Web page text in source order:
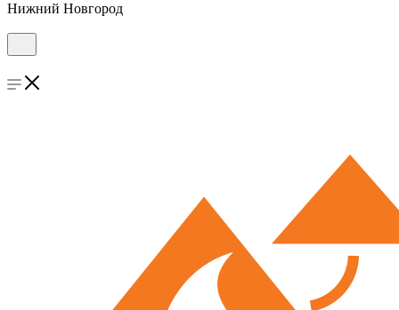
Нижний Новгород